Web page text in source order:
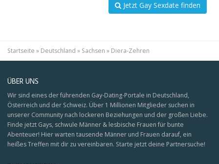
Jetzt Gay Sexdate finden
Startseite » Deutschland » Sachsen » Diera-Zehren
ÜBER UNS
Wir sind eines der führenden Gay-Dating-Portale in Deutschland,
Österreich und der Schweiz. Über 1 Millionen Mitglieder suchen in
unserer Community nach lockeren Beziehungen und der großen Liebe.
Finde jetzt Gays, schwule Männer & lesbische Frauen für bunte
Abenteuer! Hier warten tausende Männer und Frauen darauf, ein
heißes Treffen mit dir zu vereinbaren. Starte jetzt deine Partnersuche!